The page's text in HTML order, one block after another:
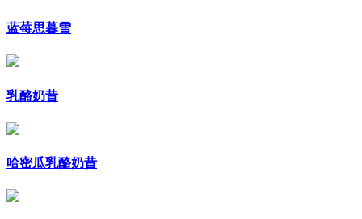
蓝莓思暮雪
乳酪奶昔
哈密瓜乳酪奶昔